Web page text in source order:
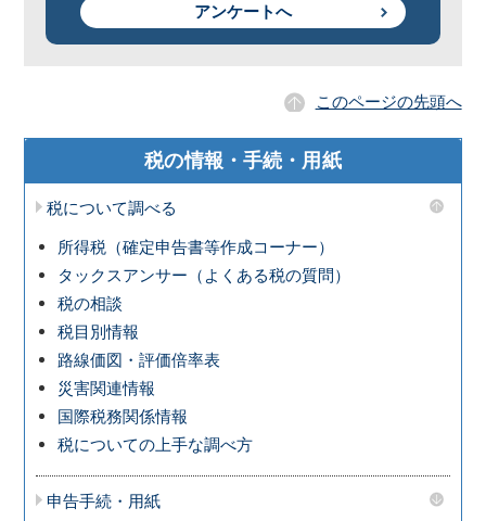
アンケートへ
このページの先頭へ
税の情報・手続・用紙
税について調べる
所得税（確定申告書等作成コーナー）
タックスアンサー（よくある税の質問）
税の相談
税目別情報
路線価図・評価倍率表
災害関連情報
国際税務関係情報
税についての上手な調べ方
申告手続・用紙